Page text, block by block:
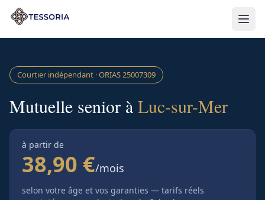
Aller au contenu principal
Courtier indépendant · ORIAS25007309
Mutuelle senior àLuc-sur-Mer
à partir de
38,90 €/mois
selon votre âge et vos garanties — tarifs réels